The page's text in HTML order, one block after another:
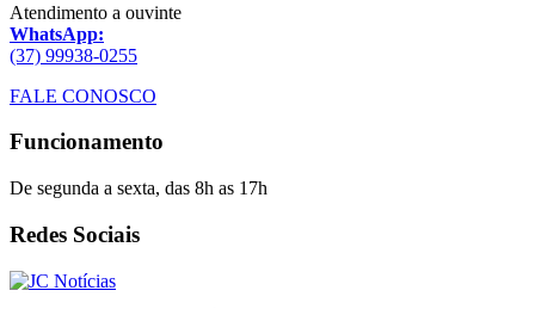
Atendimento a ouvinte
WhatsApp:
(37) 99938-0255
FALE CONOSCO
Funcionamento
De segunda a sexta, das 8h as 17h
Redes Sociais